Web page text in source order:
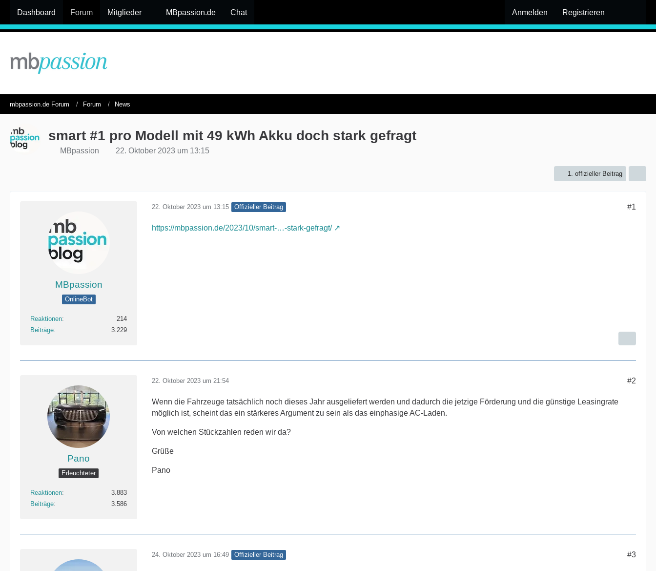
Dashboard Forum Mitglieder MBpassion.de Chat Anmelden Registrieren
mbpassion.de Forum Forum News
smart #1 pro Modell mit 49 kWh Akku doch stark gefragt
MBpassion 22. Oktober 2023 um 13:15
1. offizieller Beitrag
MBpassion
OnlineBot
Reaktionen
214
Beiträge
3.229
22. Oktober 2023 um 13:15 Offizieller Beitrag #1
https://mbpassion.de/2023/10/smart-…-stark-gefragt/
Pano
Erleuchteter
Reaktionen
3.883
Beiträge
3.586
22. Oktober 2023 um 21:54 #2
Wenn die Fahrzeuge tatsächlich noch dieses Jahr ausgeliefert werden und dadurch die jetzige Förderung und die günstige Leasingrate
möglich ist, scheint das ein stärkeres Argument zu sein als das einphasige AC-Laden.
Von welchen Stückzahlen reden wir da?
Grüße
Pano
24. Oktober 2023 um 16:49 Offizieller Beitrag #3